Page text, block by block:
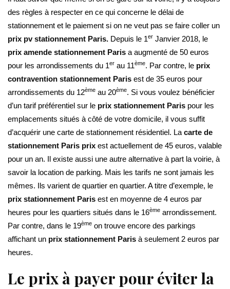
des règles à respecter en ce qui concerne le délai de
stationnement et le paiement si on ne veut pas se faire coller un
prix pv stationnement Paris. Depuis le 1er Janvier 2018, le
prix amende stationnement Paris a augmenté de 50 euros
pour les arrondissements du 1er au 11ème. Par contre, le prix
contravention stationnement Paris est de 35 euros pour
arrondissements du 12ème au 20ème. Si vous voulez bénéficier
d’un tarif préférentiel sur le prix stationnement Paris pour les
emplacements situés à côté de votre domicile, il vous suffit
d’acquérir une carte de stationnement résidentiel. La carte de
stationnement Paris prix est actuellement de 45 euros, valable
pour un an. Il existe aussi une autre alternative à part la voirie, à
savoir la location de parking. Mais les tarifs ne sont jamais les
mêmes. Ils varient de quartier en quartier. A titre d’exemple, le
prix stationnement Paris est en moyenne de 4 euros par
heures pour les quartiers situés dans le 16ème arrondissement.
Par contre, dans le 19ème on trouve encore des parkings
affichant un prix stationnement Paris à seulement 2 euros par
heures.
Le prix à payer pour éviter la